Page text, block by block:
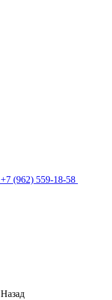
+7 (962) 559-18-58
Назад